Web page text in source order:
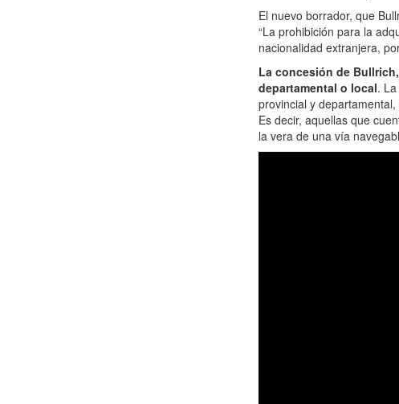
El nuevo borrador, que
“La prohibición para la
nacionalidad extranjera,
La concesión de
departamental o local.
provincial y
Es decir, aquellas que
la vera de una vía